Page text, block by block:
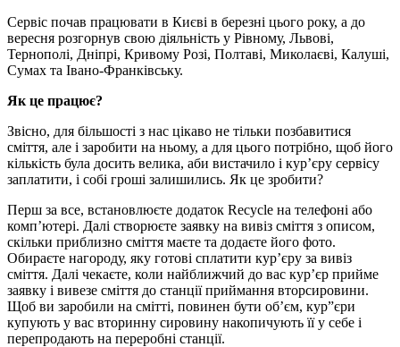
Сервіс почав працювати в Києві в березні цього року, а до
вересня розгорнув свою діяльність у Рівному, Львові,
Тернополі, Дніпрі, Кривому Розі, Полтаві, Миколаєві, Калуші,
Сумах та Івано-Франківську.
Як це працює?
Звісно, для більшості з нас цікаво не тільки позбавитися
сміття, але і заробити на ньому, а для цього потрібно, щоб його
кількість була досить велика, аби вистачило і кур’єру сервісу
заплатити, і собі гроші залишились. Як це зробити?
Перш за все, встановлюєте додаток Recycle на телефоні або
комп’ютері. Далі створюєте заявку на вивіз сміття з описом,
скільки приблизно сміття маєте та додаєте його фото.
Обираєте нагороду, яку готові сплатити кур’єру за вивіз
сміття. Далі чекаєте, коли найближчий до вас кур’єр прийме
заявку і вивезе сміття до станції приймання вторсировини.
Щоб ви заробили на смітті, повинен бути об’єм, кур”єри
купують у вас вторинну сировину накопичують її у себе і
перепродають на переробні станції.